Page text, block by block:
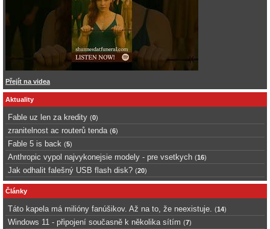
Přejít na videa
Aktuality
Fable uz len za kredity (0)
zranitelnost ac routerů tenda (6)
Fable 5 is back (5)
Anthropic vypol najvykonejsie modely - pre vsetkych (16)
Jak odhalit falešný USB flash disk? (20)
Články
Táto kapela má milióny fanúšikov. Až na to, že neexistuje. (14)
Windows 11 - připojení současně k několika sítím (7)